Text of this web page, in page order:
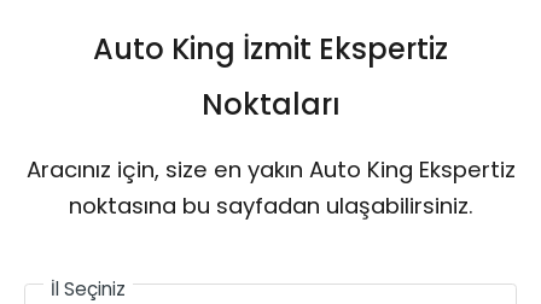
Randevu Al
Auto King İzmit Ekspertiz
Noktaları
Aracınız için, size en yakın Auto King Ekspertiz
noktasına bu sayfadan ulaşabilirsiniz.
İl Seçiniz